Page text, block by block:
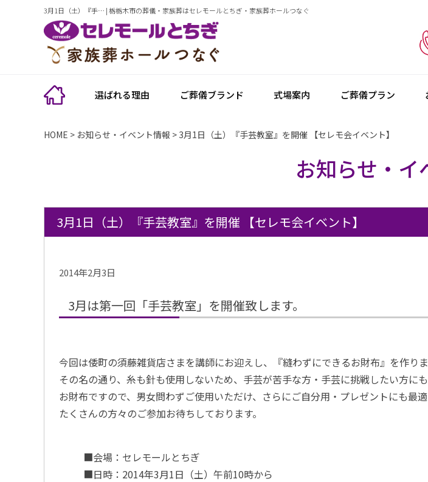
3月1日（土）『手… | 栃栃木市の葬儀・家族葬はセレモールとちぎ・家族葬ホールつなぐ
選ばれる理由 ご葬儀ブランド 式場案内 ご葬儀プラン
HOME > お知らせ・イベント情報 > 3月1日（土）『手芸教室』を開催 【セレモ会イベント】
お知らせ・イ
3月1日（土）『手芸教室』を開催 【セレモ会イベント】
2014年2月3日
3月は第一回「手芸教室」を開催致します。
今回は倭町の須藤雑貨店さまを講師にお迎えし、『縫わずにできるお財布』を作りま
その名の通り、糸も針も使用しないため、手芸が苦手な方・手芸に挑戦したい方に
お財布ですので、男女問わずご使用いただけ、さらにご自分用・プレゼントにも最適
たくさんの方々のご参加お待ちしております。
■会場：セレモールとちぎ
■日時：2014年3月1日（土）午前10時から